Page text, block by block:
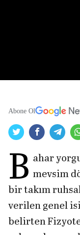
Abone Ol
B ahar
mevsim
bir takım
verilen genel
belirten